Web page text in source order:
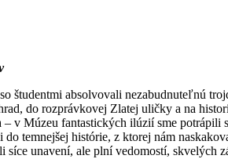
študentmi absolvovali nezabudnuteľnú
do rozprávkovej Zlatej uličky a na
– v Múzeu fantastických ilúzií sme
do temnejšej histórie, z ktorej nám
síce unavení, ale plní vedomostí, skvelých